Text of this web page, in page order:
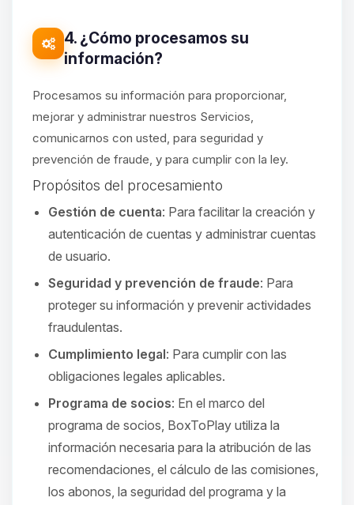
4. ¿Cómo procesamos su
información?
Procesamos su información para proporcionar,
mejorar y administrar nuestros Servicios,
comunicarnos con usted, para seguridad y
prevención de fraude, y para cumplir con la ley.
Propósitos del procesamiento
Gestión de cuenta: Para facilitar la creación y
autenticación de cuentas y administrar cuentas
de usuario.
Seguridad y prevención de fraude: Para
proteger su información y prevenir actividades
fraudulentas.
Cumplimiento legal: Para cumplir con las
obligaciones legales aplicables.
Programa de socios: En el marco del
programa de socios, BoxToPlay utiliza la
información necesaria para la atribución de las
recomendaciones, el cálculo de las comisiones,
los abonos, la seguridad del programa y la